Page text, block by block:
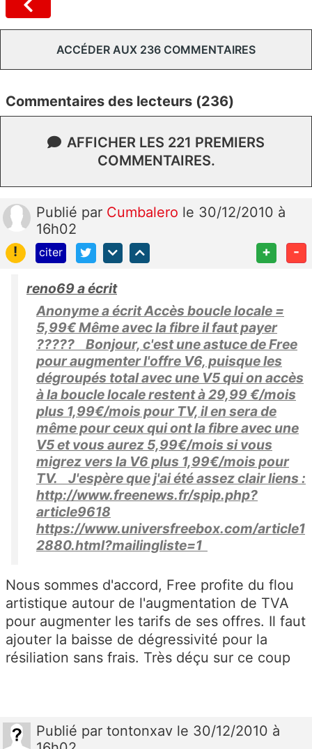
ACCÉDER AUX 236 COMMENTAIRES
Commentaires des lecteurs (236)
AFFICHER LES 221 PREMIERS
COMMENTAIRES.
Publié par Cumbalero le 30/12/2010 à
16h02
!
citer + -
reno69 a écrit
Anonyme a écrit Accès boucle locale =
5,99€ Même avec la fibre il faut payer
????? Bonjour, c'est une astuce de Free
pour augmenter l'offre V6, puisque les
dégroupés total avec une V5 qui on accès
à la boucle locale restent à 29,99 €/mois
plus 1,99€/mois pour TV, il en sera de
même pour ceux qui ont la fibre avec une
V5 et vous aurez 5,99€/mois si vous
migrez vers la V6 plus 1,99€/mois pour
TV. J'espère que j'ai été assez clair liens :
http://www.freenews.fr/spip.php?
article9618
https://www.universfreebox.com/article1
2880.html?mailingliste=1
Nous sommes d'accord, Free profite du flou
artistique autour de l'augmentation de TVA
pour augmenter les tarifs de ses offres. Il faut
ajouter la baisse de dégressivité pour la
résiliation sans frais. Très déçu sur ce coup
Publié par tontonxav le 30/12/2010 à